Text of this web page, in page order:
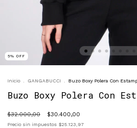
5% OFF
Inicio GANGABUCCI Buzo Boxy Polera Con
Buzo Boxy Polera Con
$32.000,00 $30.400,00
Precio sin impuestos $25.123,97